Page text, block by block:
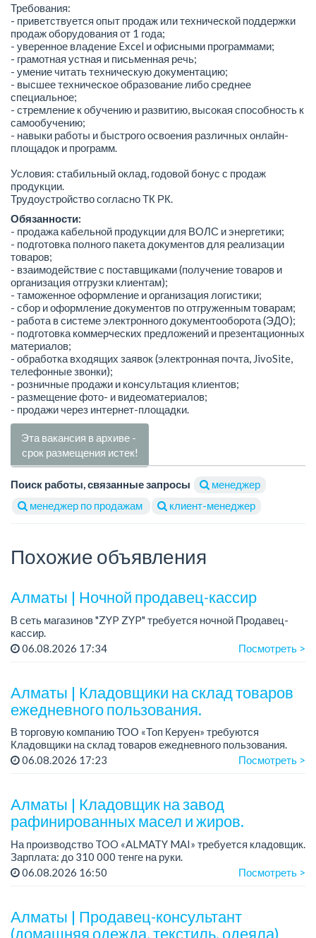
Требования:
- приветствуется опыт продаж или технической поддержки
продаж оборудования от 1 года;
- уверенное владение Excel и офисными программами;
- грамотная устная и письменная речь;
- умение читать техническую документацию;
- высшее техническое образование либо среднее
специальное;
- стремление к обучению и развитию, высокая способность к
самообучению;
- навыки работы и быстрого освоения различных онлайн-
площадок и программ.
Условия: стабильный оклад, годовой бонус с продаж
продукции.
Трудоустройство согласно ТК РК.
Обязанности:
- продажа кабельной продукции для ВОЛС и энергетики;
- подготовка полного пакета документов для реализации
товаров;
- взаимодействие с поставщиками (получение товаров и
организация отгрузки клиентам);
- таможенное оформление и организация логистики;
- сбор и оформление документов по отгруженным товарам;
- работа в системе электронного документооборота (ЭДО);
- подготовка коммерческих предложений и презентационных
материалов;
- обработка входящих заявок (электронная почта, JivoSite,
телефонные звонки);
- розничные продажи и консультация клиентов;
- размещение фото- и видеоматериалов;
- продажи через интернет-площадки.
Эта вакансия в архиве -
срок размещения истек!
Поиск работы, связанные запросы
менеджер
менеджер по продажам
клиент-менеджер
Похожие объявления
Алматы | Ночной продавец-кассир
В сеть магазинов "ZYP ZYP" требуется ночной Продавец-
кассир.
График работы: 2/2, с 20:00 до 08:00.
06.08.2026 17:34 Посмотреть >
Алматы | Кладовщики на склад товаров
ежедневного пользования.
В торговую компанию ТОО «Топ Керуен» требуются
Кладовщики на склад товаров ежедневного пользования.
Зарплата: 248 600 тенге + премия 80 000 тенге.
06.08.2026 17:23 Посмотреть >
Алматы | Кладовщик на завод
рафинированных масел и жиров.
На производство TOO «ALMATY MAI» требуется кладовщик.
Зарплата: до 310 000 тенге на руки.
График работы: 5/2, с 08.00 до 17.00.
06.08.2026 16:50 Посмотреть >
Алматы | Продавец-консультант
(домашняя одежда, текстиль, одеяла)